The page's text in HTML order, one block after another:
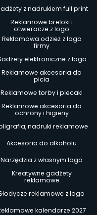
z nadrukiem full print
Reklamowe breloki i
otwieracze z logo
Reklamowa odzież z logo
firmy
elektroniczne z logo
Reklamowe akcesoria do
picia
Reklamowe torby i plecaki
Reklamowe akcesoria do
ochrony i higieny
nadruki reklamowe
Akcesoria do alkoholu
Narzędzia z własnym logo
Kreatywne gadżety
reklamowe
reklamowe z logo
kalendarze 2027